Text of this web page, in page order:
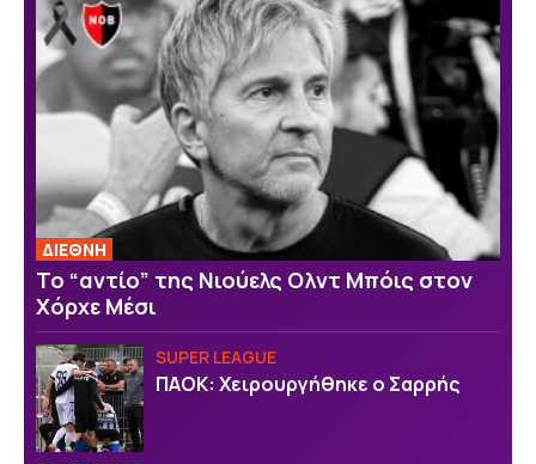
ΔΙΕΘΝΗ
Το “αντίο” της Νιούελς Ολντ Μπόις στον
Χόρχε Μέσι
SUPER LEAGUE
ΠΑΟΚ: Χειρουργήθηκε ο Σαρρής